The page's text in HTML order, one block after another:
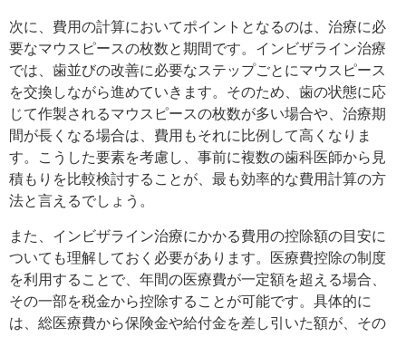
次に、費用の計算においてポイントとなるのは、治療に必
要なマウスピースの枚数と期間です。インビザライン治療
では、歯並びの改善に必要なステップごとにマウスピース
を交換しながら進めていきます。そのため、歯の状態に応
じて作製されるマウスピースの枚数が多い場合や、治療期
間が長くなる場合は、費用もそれに比例して高くなりま
す。こうした要素を考慮し、事前に複数の歯科医師から見
積もりを比較検討することが、最も効率的な費用計算の方
法と言えるでしょう。
また、インビザライン治療にかかる費用の控除額の目安に
ついても理解しておく必要があります。医療費控除の制度
を利用することで、年間の医療費が一定額を超える場合、
その一部を税金から控除することが可能です。具体的に
は、総医療費から保険金や給付金を差し引いた額が、その